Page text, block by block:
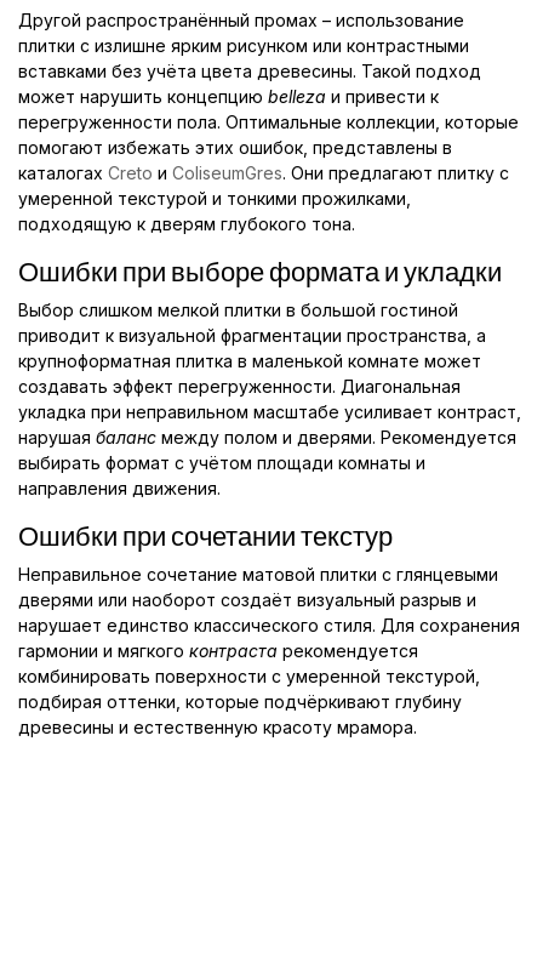
Другой распространённый промах – использование
плитки с излишне ярким рисунком или контрастными
вставками без учёта цвета древесины. Такой подход
может нарушить концепцию belleza и привести к
перегруженности пола. Оптимальные коллекции, которые
помогают избежать этих ошибок, представлены в
каталогах Creto и ColiseumGres. Они предлагают плитку с
умеренной текстурой и тонкими прожилками,
подходящую к дверям глубокого тона.
Ошибки при выборе формата и укладки
Выбор слишком мелкой плитки в большой гостиной
приводит к визуальной фрагментации пространства, а
крупноформатная плитка в маленькой комнате может
создавать эффект перегруженности. Диагональная
укладка при неправильном масштабе усиливает контраст,
нарушая баланс между полом и дверями. Рекомендуется
выбирать формат с учётом площади комнаты и
направления движения.
Ошибки при сочетании текстур
Неправильное сочетание матовой плитки с глянцевыми
дверями или наоборот создаёт визуальный разрыв и
нарушает единство классического стиля. Для сохранения
гармонии и мягкого контраста рекомендуется
комбинировать поверхности с умеренной текстурой,
подбирая оттенки, которые подчёркивают глубину
древесины и естественную красоту мрамора.